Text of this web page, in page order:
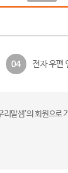
04 전자 우편
말샘’의 회원으